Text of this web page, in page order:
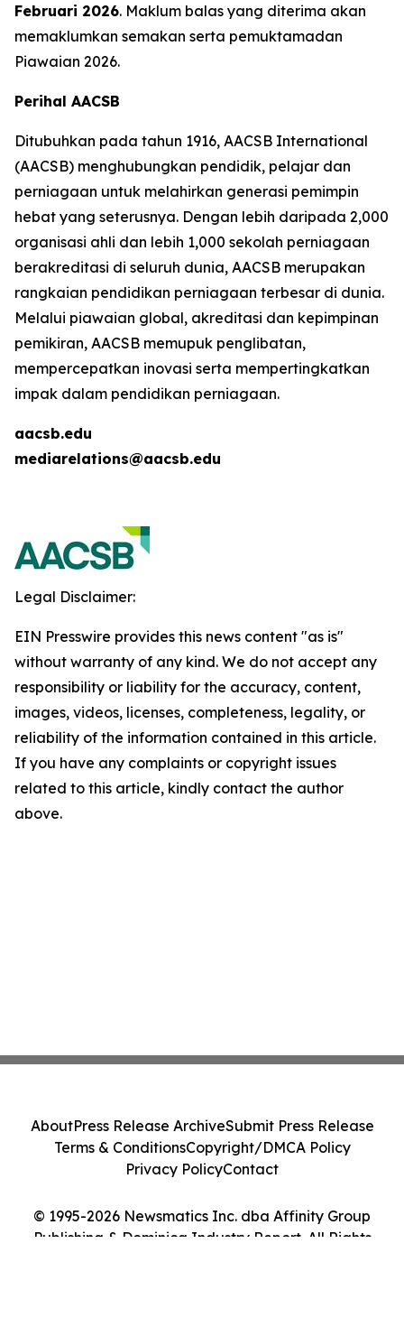
Februari 2026. Maklum balas yang diterima akan
memaklumkan semakan serta pemuktamadan
Piawaian 2026.
Perihal AACSB
Ditubuhkan pada tahun 1916, AACSB International
(AACSB) menghubungkan pendidik, pelajar dan
perniagaan untuk melahirkan generasi pemimpin
hebat yang seterusnya. Dengan lebih daripada 2,000
organisasi ahli dan lebih 1,000 sekolah perniagaan
berakreditasi di seluruh dunia, AACSB merupakan
rangkaian pendidikan perniagaan terbesar di dunia.
Melalui piawaian global, akreditasi dan kepimpinan
pemikiran, AACSB memupuk penglibatan,
mempercepatkan inovasi serta mempertingkatkan
impak dalam pendidikan perniagaan.
aacsb.edu
mediarelations@aacsb.edu
Legal Disclaimer:
EIN Presswire provides this news content "as is"
without warranty of any kind. We do not accept any
responsibility or liability for the accuracy, content,
images, videos, licenses, completeness, legality, or
reliability of the information contained in this article.
If you have any complaints or copyright issues
related to this article, kindly contact the author
above.
© 1995-2026 Newsmatics Inc. dba Affinity Group
Publishing & Dominica Industry Report. All Rights
AboutPress Release ArchiveSubmit Press Release
Terms & ConditionsCopyright/DMCA Policy
Privacy PolicyContact